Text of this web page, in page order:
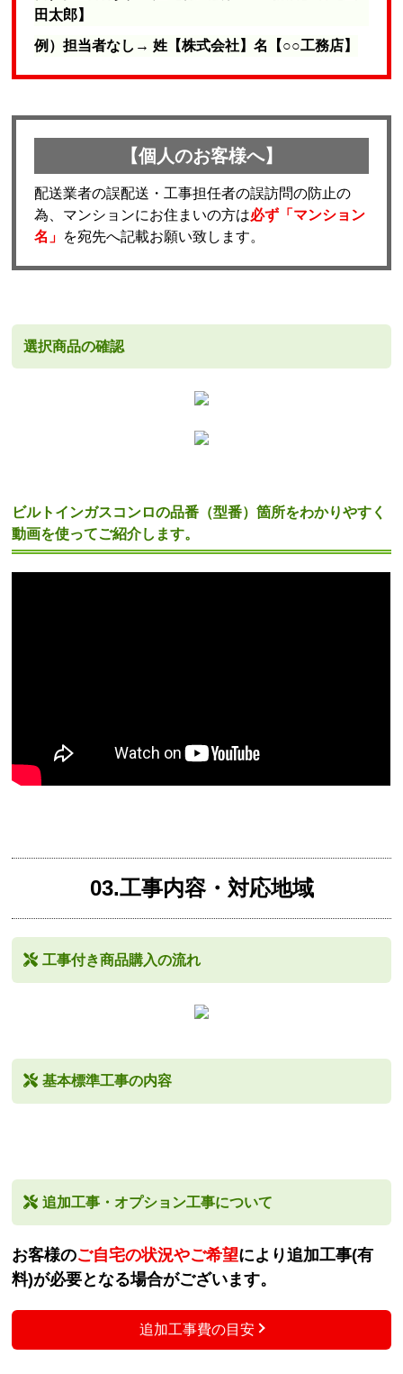
田太郎】
例）担当者なし→ 姓【株式会社】名【○○工務店】
【個人のお客様へ】
配送業者の誤配送・工事担任者の誤訪問の防止の
為、マンションにお住まいの方は必ず「マンション
名」 を宛先へ記載お願い致します。
選択商品の確認
ビルトインガスコンロの品番（型番）箇所をわかりやすく
動画を使ってご紹介します。
03.工事内容・対応地域
工事付き商品購入の流れ
基本標準工事の内容
追加工事・オプション工事について
お客様のご自宅の状況やご希望により追加工事(有
料)が必要となる場合がございます。
追加工事費の目安